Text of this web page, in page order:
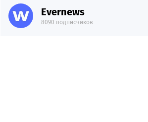
Evernews
8090 подписчиков